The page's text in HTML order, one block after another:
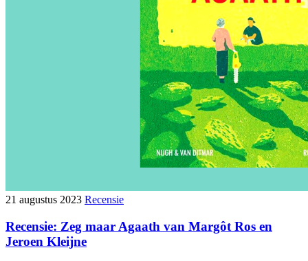
21 augustus 2023 Recensie
Recensie: Zeg maar Agaath van Margôt Ros en
Jeroen Kleijne